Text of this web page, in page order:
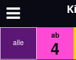
alle
ab
4